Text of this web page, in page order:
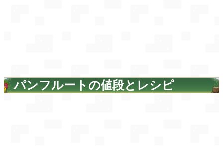
パンフルートの値段とレシピ